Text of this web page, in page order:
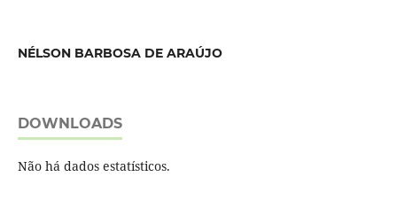
NÉLSON BARBOSA DE ARAÚJO
DOWNLOADS
Não há dados estatísticos.